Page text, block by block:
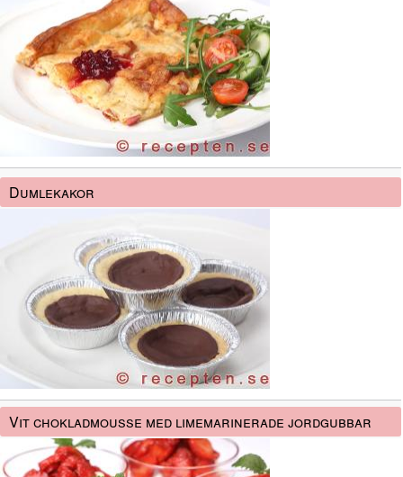
Dumlekakor
Vit chokladmousse med limemarinerade jordgubbar